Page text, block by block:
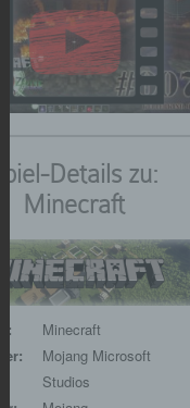
Spiel-Details zu:
Minecraft
Minecraft
Mojang Microsoft
Studios